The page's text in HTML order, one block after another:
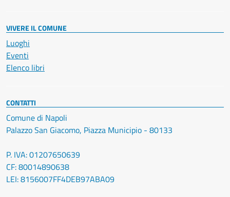
VIVERE IL COMUNE
Luoghi
Eventi
Elenco libri
CONTATTI
Comune di Napoli
Palazzo San Giacomo, Piazza Municipio - 80133
P. IVA: 01207650639
CF: 80014890638
LEI: 8156007FF4DEB97ABA09